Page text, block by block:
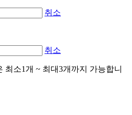
취소
취소
최소1개 ~ 최대3개까지 가능합니